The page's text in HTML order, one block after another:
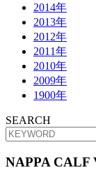
2014年
2013年
2012年
2011年
2010年
2009年
1900年
SEARCH
NAPPA CALF